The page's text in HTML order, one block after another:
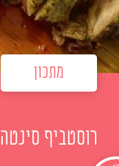
מתכון
רוסטביף סינטה